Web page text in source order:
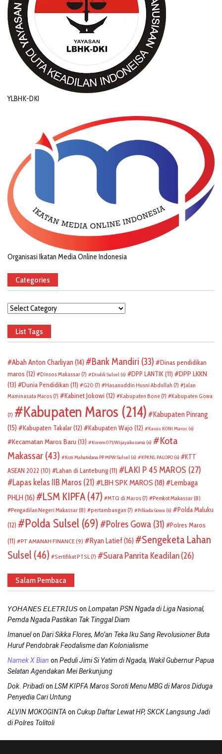
YLBHK-DKI
Organisasi Ikatan Media Online Indonesia
Categories
Categories
List Tags
Abah Anton Charliyan (14) Bank Mandiri (33)
Dinas pendidikan
maros (12) Dinsos Makassar (7) Disdik Sulsel (6) DPP LANTIK(11)
DPP LKKN
(13)
Dunia Pendidikan (11) G20 (7) Hasanuddin Husni Abdullah (7)
Jalan
Maminasata Maros (7) Kabinet Jokowi (12) Kabupaten Bone (7) Kabupaten Gowa
(7) Kabupaten Maros (214)
Kabupaten Pinrang
(15)
Kabupaten Takalar(12) Kabupaten Wajo (12) Kasus KONI Maros (6)
Kecamatan Maros Baru (13) Korem 071/Wijayakusuma (6)
Kota
Makassar (43) Koti Mahatidana PP MPW Sulsel (6) KPKNL PALOPO (6)
KTT
ASEAN 2022 (10) Lahan di Lantebung(11) LAKI P 45 MAROS (27)
Lapas kelas IIB Maros (21) LBH SPK MAROS (18)
Lembaga
PHLH (16) LSM KIPFA (47) MTQ di Maros (7) Pemkot Makassar (8)
Pengadilan Negeri Makassar (8) pertambangan (7) Pilkada Gowa (6)
Polda Maluku
(12)
Polda Sulsel (69) Polres Gowa (31)
Polres Maros
(11)
PT AMANAH FINANCE(9) Ryan Latief(16)
Sengeketa Lahan
Sulsel (46) Sertifikat PTSL (7) Suara Panrita Keadilan(26)
Salam Pembaca
𝘠𝘖𝘏𝘈𝘕𝘌𝘚 𝘌𝘓𝘌𝘛𝘙𝘐𝘜𝘚on Lompatan PSN Ngada di Liga Nasional,
Pemda Ngada Pastikan Tak Tinggal Diam
Imanuelon Dari Sikka Flores, Mo’an Teka Iku Sang Revolusioner Buta
Huruf Pendobrak Feodalisme dan Kolonialisme
Namek X Bian on Peduli Jimi Si Yatim di Ngada, Wakil Gubernur Papua
Selatan Agendakan Mei Berkunjung
Dok. Pribadion LSM KIPFA Maros Soroti Menu MBG di Maros Diduga
Penyedia Cari Untung
ALVIN MOKOGINTA on Cukup Daftar Lewat HP, SKCK Langsung Jadi
di Polres Tolitoli